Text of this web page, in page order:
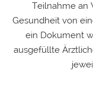
Teilnahme an
Gesundheit von
ein Dokument
ausgefüllte